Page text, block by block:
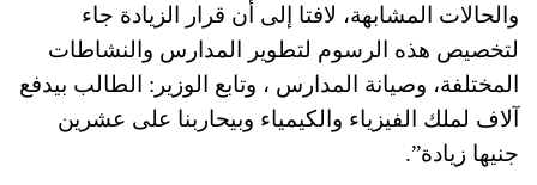
والحالات المشابهة، لافتا إلى أن قرار الزيادة جاء
لتخصيص هذه الرسوم لتطوير المدارس والنشاطات
المختلفة، وصيانة المدارس ، وتابع الوزير: الطالب بيدفع
آلاف لملك الفيزياء والكيمياء وبيحاربنا على عشرين
جنيها زيادة”.